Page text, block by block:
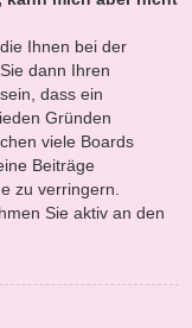
Ihnen bei der
dann Ihren
dass ein
Gründen
viele Boards
Beiträge
zu verringern.
Sie aktiv an den